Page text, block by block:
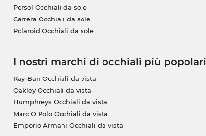
Persol Occhiali da sole
Carrera Occhiali da sole
Polaroid Occhiali da sole
I nostri marchi di occhiali più popolari
Ray-Ban Occhiali da vista
Oakley Occhiali da vista
Humphreys Occhiali da vista
Marc O Polo Occhiali da vista
Emporio Armani Occhiali da vista